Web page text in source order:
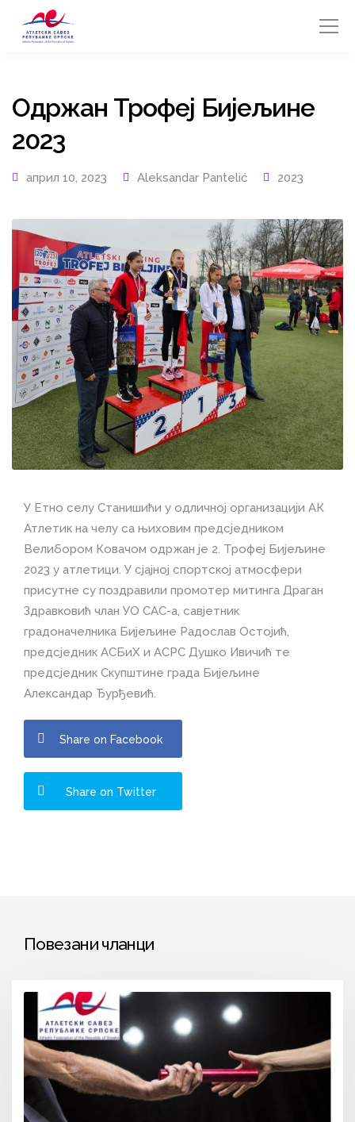
Одржан Трофеј Бијељине
2023
април 10, 2023 Aleksandar Pantelić 2023
У Етно селу Станишићи у одличној организацији АК
Атлетик на челу са њиховим предсједником
Велибором Ковачом одржан је 2. Трофеј Бијељине
2023 у атлетици. У сјајној спортској атмосфери
присутне су поздравили промотер митинга Драган
Здравковић члан УО САС-а, савјетник
градоначелника Бијељине Радослав Остојић,
предсједник АСБиХ и АСРС Душко Ивичић те
предсједник Скупштине града Бијељине
Александар Ђурђевић.
Share on Facebook
Share on Twitter
Повезани чланци